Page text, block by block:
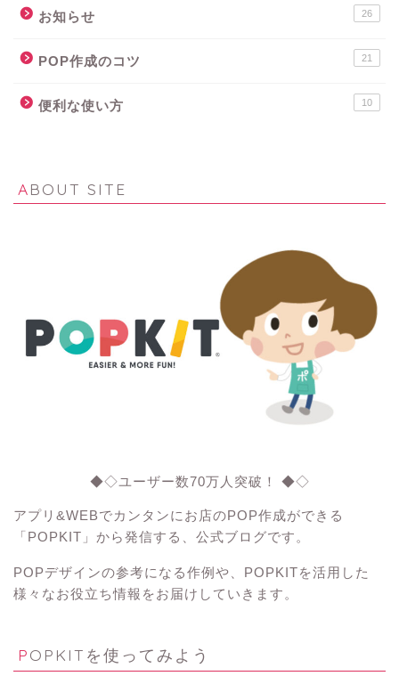
お知らせ 26
POP作成のコツ 21
便利な使い方 10
ABOUT SITE
◆◇ユーザー数70万人突破！ ◆◇
アプリ&WEBでカンタンにお店のPOP作成ができる
「POPKIT」から発信する、公式ブログです。
POPデザインの参考になる作例や、POPKITを活用した
様々なお役立ち情報をお届けしていきます。
POPKITを使ってみよう